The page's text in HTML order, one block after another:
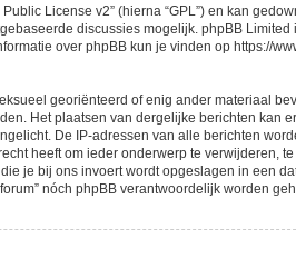
License v2” (hierna “GPL”) en kan
discussies mogelijk. phpBB Limited
over phpBB kun je vinden op https://
georiënteerd of enig ander materiaal
Het plaatsen van dergelijke berichten kan
De IP-adressen van alle berichten
heeft om ieder onderwerp te verwijderen,
je bij ons invoert wordt opgeslagen in een
nóch phpBB verantwoordelijk worden